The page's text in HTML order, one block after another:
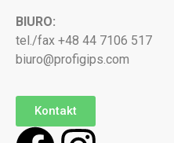
BIURO:
tel./fax +48 44 7106 517
biuro@profigips.com
Kontakt